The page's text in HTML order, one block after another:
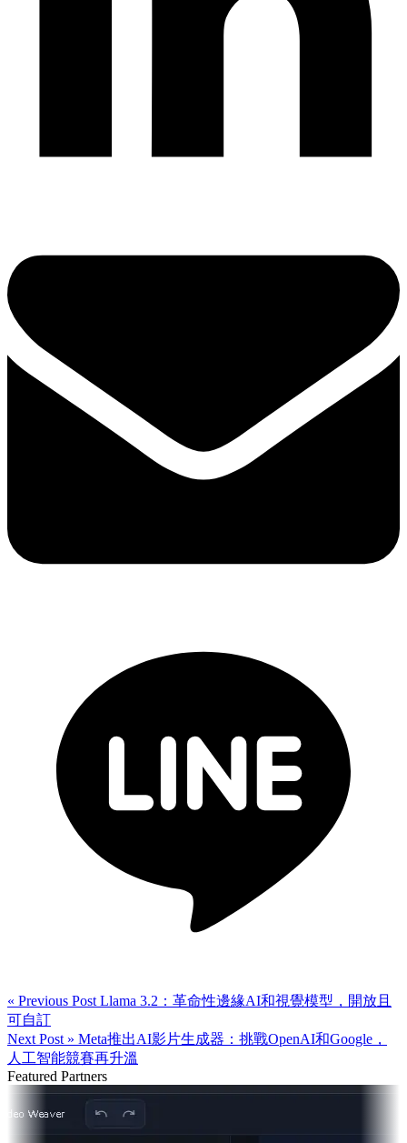
« Previous Post Llama 3.2：革命性邊緣AI和視覺模型，開放且
可自訂
Next Post » Meta推出AI影片生成器：挑戰OpenAI和Google，
人工智能競賽再升溫
Featured Partners